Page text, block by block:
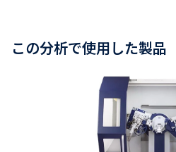
この分析で使用した製品